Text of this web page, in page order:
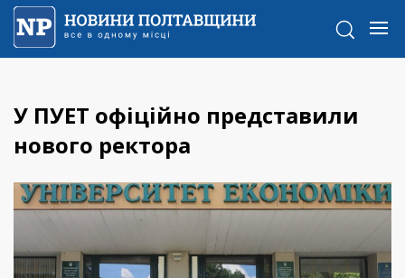
У ПУЕТ офіційно представили
нового ректора